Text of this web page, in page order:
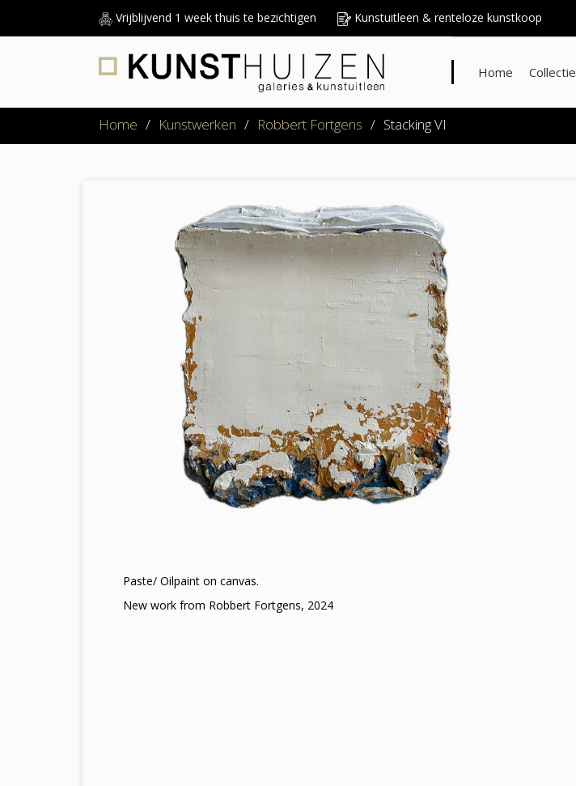
Vrijblijvend 1 week thuis te bezichtigen Kunstuitleen & renteloze kunstkoop
Home Collectie
Home / Kunstwerken / Robbert Fortgens / Stacking VI
Paste/ Oilpaint on canvas.
New work from Robbert Fortgens, 2024